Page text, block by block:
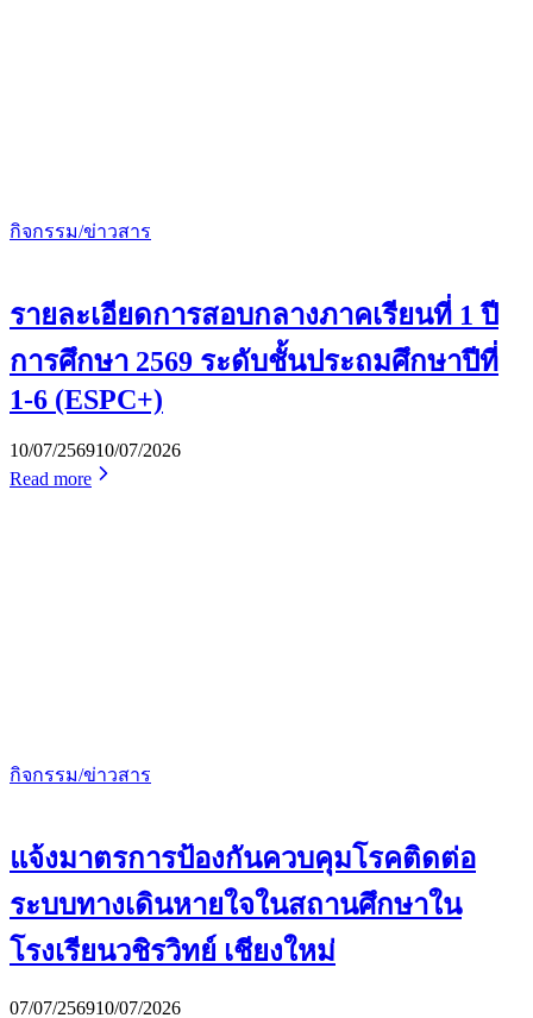
กิจกรรม/ข่าวสาร
รายละเอียดการสอบกลางภาคเรียนที่ 1 ปี
การศึกษา 2569 ระดับชั้นประถมศึกษาปีที่
1-6 (ESPC+)
10/07/256910/07/2026
Read more
กิจกรรม/ข่าวสาร
แจ้งมาตรการป้องกันควบคุมโรคติดต่อ
ระบบทางเดินหายใจในสถานศึกษาใน
โรงเรียนวชิรวิทย์ เชียงใหม่
07/07/256910/07/2026